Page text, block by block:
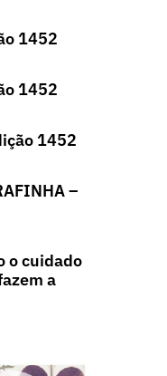
1452
1452
1452
–
o cuidado
a